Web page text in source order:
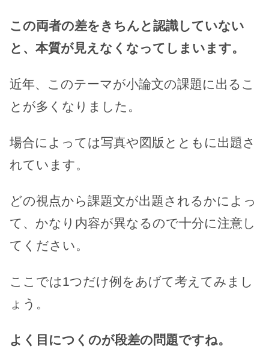
この両者の差をきちんと認識していない
と、本質が見えなくなってしまいます。
近年、このテーマが小論文の課題に出るこ
とが多くなりました。
場合によっては写真や図版とともに出題さ
れています。
どの視点から課題文が出題されるかによっ
て、かなり内容が異なるので十分に注意し
てください。
ここでは1つだけ例をあげて考えてみまし
ょう。
よく目につくのが段差の問題ですね。